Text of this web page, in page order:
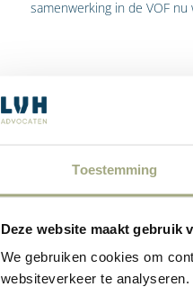
Toestemming
Deze website maakt gebruik
We gebruiken cookies om
websiteverkeer te
samenwerking in de VOF
emotionele staat en
verbeurde voor een
in een eerder gevoerd kort
samenwerking wilde